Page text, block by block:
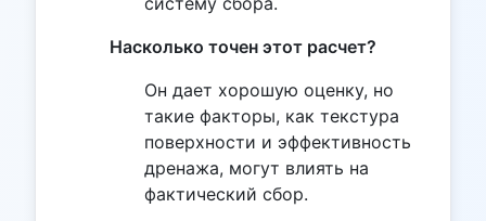
Насколько точен этот расчет?
Он дает хорошую оценку, но
такие факторы, как текстура
поверхности и эффективность
дренажа, могут влиять на
фактический сбор.